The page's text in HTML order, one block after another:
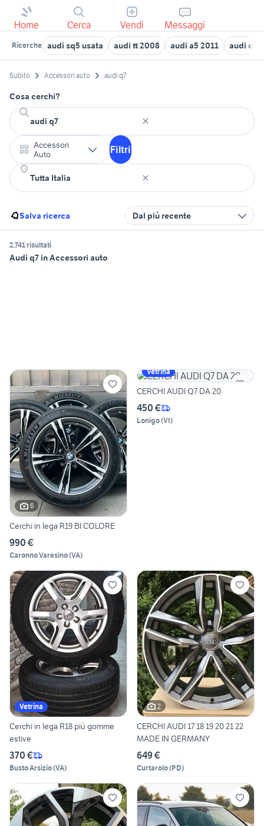
Home Cerca Vendi Messaggi
Ricerche audi sq5 usata audi tt 2008 audi a5 2011 audi q5
Subito Accessori auto audi q7
Cosa cerchi?
Accessori
Auto
Filtri
Salva ricerca Dal più recente
2.741 risultati
Audi q7 in Accessori auto
6
Cerchi in lega R19 BI COLORE
990 €
Caronno Varesino(VA)
Vetrina
CERCHI AUDI Q7 DA 20
450 €
Lonigo(VI)
Vetrina
Cerchi in lega R18 più gomme
estive
370 €
Busto Arsizio(VA)
2
CERCHI AUDI 17 18 19 20 21 22
MADE IN GERMANY
649 €
Curtarolo(PD)